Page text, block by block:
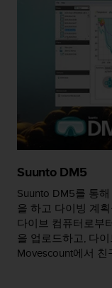
Suunto DM5
Suunto DM5를 통
을 하고 다이빙 계
다이브 컴퓨터로부
을 업로드하고, 다
Movescount에서